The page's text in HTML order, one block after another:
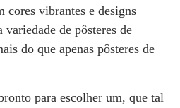
cores vibrantes e designs
de pôsteres de
do que apenas pôsteres de
para escolher um, que tal